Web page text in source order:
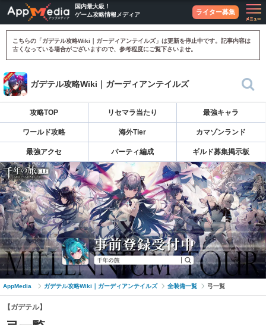
国内最大級！
ゲーム攻略情報メディア
ライター募集
こちらの「ガデテル攻略Wiki｜ガーディアンテイルズ」は更新を停止中です。記事内容は
古くなっている場合がございますので、参考程度にご覧下さいませ。
ガデテル攻略Wiki｜ガーディアンテイルズ
攻略TOP リセマラ当たり 最強キャラ
ワールド攻略 海外Tier カマゾンランド
最強アクセ パーティ編成 ギルド募集掲示板
AppMedia ガデテル攻略Wiki｜ガーディアンテイルズ 全装備一覧 弓一覧
【ガデテル】